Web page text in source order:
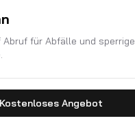
für Abfälle und sperrige
Kostenloses Angebot